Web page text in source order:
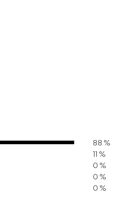
88 %
11 %
0 %
0 %
0 %